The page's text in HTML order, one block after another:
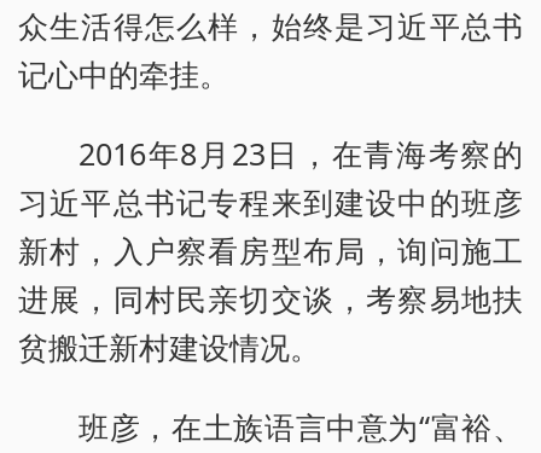
众生活得怎么样，始终是习近平总书
记心中的牵挂。
2016年8月23日，在青海考察的
习近平总书记专程来到建设中的班彦
新村，入户察看房型布局，询问施工
进展，同村民亲切交谈，考察易地扶
贫搬迁新村建设情况。
班彦，在土族语言中意为“富裕、